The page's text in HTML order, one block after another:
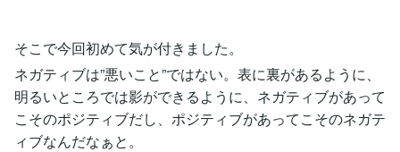
そこで今回初めて気が付きました。
ネガティブは”悪いこと”ではない。表に裏があるように、
明るいところでは影ができるように、ネガティブがあって
こそのポジティブだし、ポジティブがあってこそのネガテ
ィブなんだなぁと。